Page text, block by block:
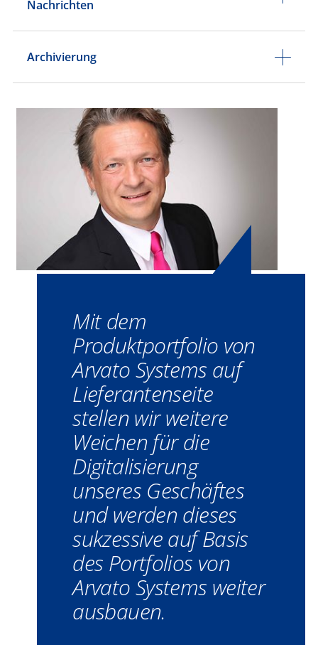
Nachrichten
Archivierung
Mit dem
Produktportfolio von
Arvato Systems auf
Lieferantenseite
stellen wir weitere
Weichen für die
Digitalisierung
unseres Geschäftes
und werden dieses
sukzessive auf Basis
des Portfolios von
Arvato Systems weiter
ausbauen.